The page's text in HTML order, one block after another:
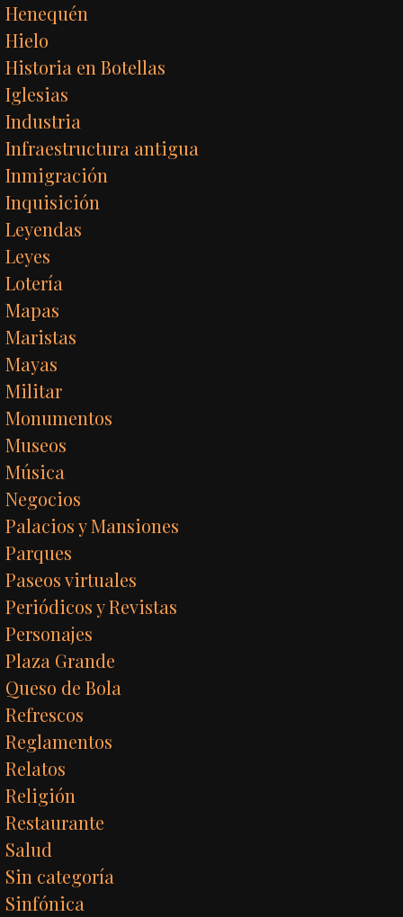
Henequén
Hielo
Historia en Botellas
Iglesias
Industria
Infraestructura antigua
Inmigración
Inquisición
Leyendas
Leyes
Lotería
Mapas
Maristas
Mayas
Militar
Monumentos
Museos
Música
Negocios
Palacios y Mansiones
Parques
Paseos virtuales
Periódicos y Revistas
Personajes
Plaza Grande
Queso de Bola
Refrescos
Reglamentos
Relatos
Religión
Restaurante
Salud
Sin categoría
Sinfónica